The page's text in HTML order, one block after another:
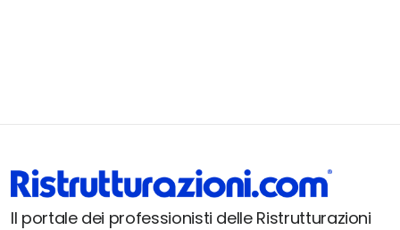
Il portale dei professionisti delle Ristrutturazioni